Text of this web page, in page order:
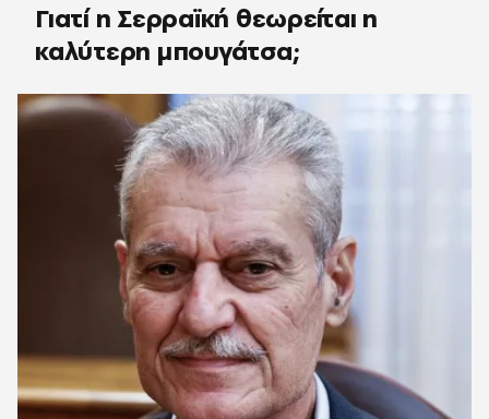
Γιατί η Σερραϊκή θεωρείται η
καλύτερη μπουγάτσα;